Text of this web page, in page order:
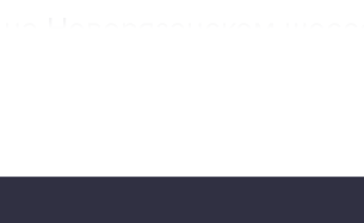
следующие основные критерии: